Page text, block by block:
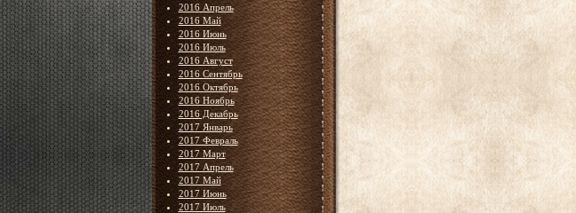
2016 Апрель
2016 Май
2016 Июнь
2016 Июль
2016 Август
2016 Сентябрь
2016 Октябрь
2016 Ноябрь
2016 Декабрь
2017 Январь
2017 Февраль
2017 Март
2017 Апрель
2017 Май
2017 Июнь
2017 Июль